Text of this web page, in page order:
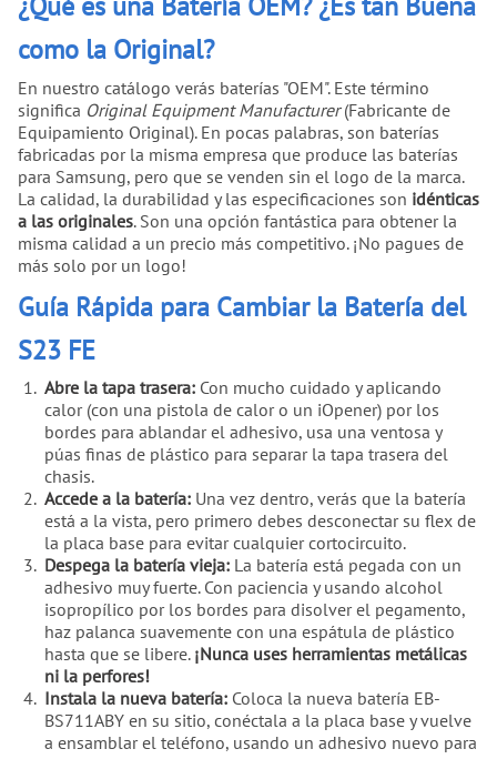
como la Original?
En nuestro catálogo verás baterías "OEM". Este término
significa Original Equipment Manufacturer(Fabricante de
Equipamiento Original). En pocas palabras, son baterías
fabricadas por la misma empresa que produce las baterías
para Samsung, pero que se venden sin el logo de la marca.
La calidad, la durabilidad y las especificaciones son idénticas
a las originales. Son una opción fantástica para obtener la
misma calidad a un precio más competitivo. ¡No pagues de
más solo por un logo!
Guía Rápida para Cambiar la Batería del
S23 FE
Abre la tapa trasera: Con mucho cuidado y aplicando
calor (con una pistola de calor o un iOpener) por los
bordes para ablandar el adhesivo, usa una ventosa y
púas finas de plástico para separar la tapa trasera del
chasis.
Accede a la batería: Una vez dentro, verás que la batería
está a la vista, pero primero debes desconectar su flex de
la placa base para evitar cualquier cortocircuito.
Despega la batería vieja: La batería está pegada con un
adhesivo muy fuerte. Con paciencia y usando alcohol
isopropílico por los bordes para disolver el pegamento,
haz palanca suavemente con una espátula de plástico
hasta que se libere. ¡Nunca uses herramientas metálicas
ni la perfores!
Instala la nueva batería: Coloca la nueva batería EB-
BS711ABY en su sitio, conéctala a la placa base y vuelve
a ensamblar el teléfono, usando un adhesivo nuevo para